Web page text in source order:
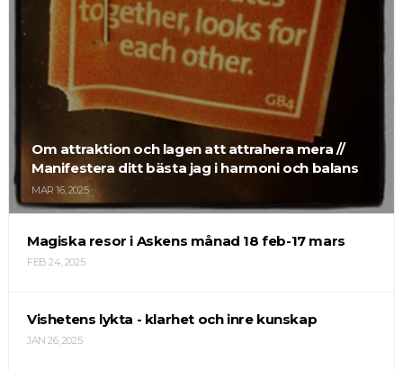
Om attraktion och lagen att attrahera mera //
Manifestera ditt bästa jag i harmoni och balans
MAR 16, 2025
Magiska resor i Askens månad 18 feb-17 mars
FEB 24, 2025
Vishetens lykta - klarhet och inre kunskap
JAN 26, 2025